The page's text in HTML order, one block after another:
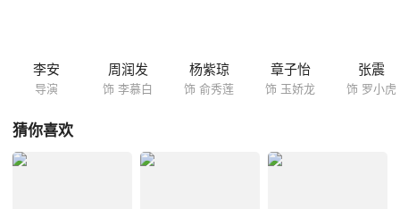
李安
导演
周润发
饰 李慕白
杨紫琼
饰 俞秀莲
章子怡
饰 玉娇龙
张震
饰 罗小虎
猜你喜欢